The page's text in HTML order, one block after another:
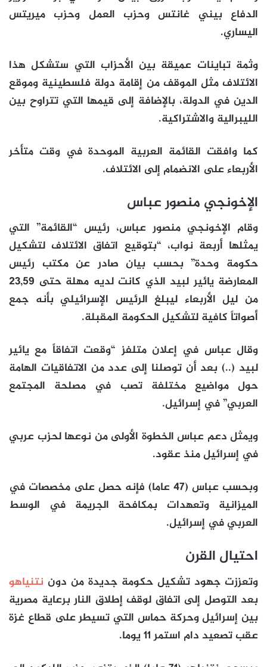
الدفاع بيني غانتس وحزب العمل وحزب ميريتس
اليساري.
وثمة تباينات عميقة بين الأحزاب التي ستشكل هذا
الائتلاف مثل الموقف من إقامة دولة فلسطينية وموقع
الدين في الدولة، بالإضافة إلى قيمها التي تتراوح بين
الليبرالية والاشتراكية.
كما وافقت القائمة العربية الموحدة في وقت متأخر
الأربعاء على الانضمام إلى الائتلاف.
الإخونجي منصور عباس
وقام الإخونجي منصور عباس، رئيس “القائمة” التي
يمثلها أربعة نواب، “بتوقيع اتفاق الائتلاف لتشكيل
حكومة وحدة” بحسب بيان صادر عن مكتب رئيس
المعارضة يائير لبيد الذي كانت لديه مهلة حتى 23,59
من ليل الأربعاء ليبلغ الرئيس الإسرائيلي بأنه جمع
أصواتاً كافية لتشكيل الحكومة المقبلة.
وقال عباس في إعلان متلفز “وقعت اتفاقاً مع يائير
لبيد (..) بعد أن توصلنا إلى عدد من الاتفاقيات الهامة
حول مواضيع مختلفة تصب في مصلحة المجتمع
العربي” في إسرائيل.
ويمثل دعم عباس الخطوة الأولى من نوعها لحزب عربي
في إسرائيل منذ عقود.
وبحسب عباس (47 عاما) فإنه حصل على مخصصات في
الميزانية وتعهدات بمكافحة الجريمة في الوسط
العربي في إسرائيل.
احتيال القرن
وتعززت جهود تشكيل حكومة جديدة من دون نتنياهو
بعد التوصل إلى اتفاق لوقف إطلاق النار برعاية مصرية
بين إسرائيل وحركة حماس التي تسيطر على قطاع غزة
عقب تصعيد دام استمر 11 يوما.